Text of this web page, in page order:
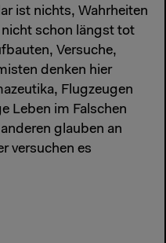
ist nichts, Wahrheiten
schon längst tot
Versuche,
denken hier
Flugzeugen
Leben im Falschen
glauben an
versuchen es